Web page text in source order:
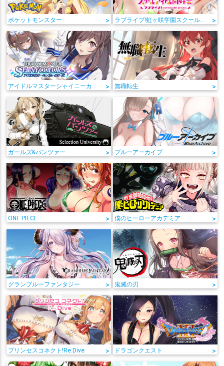
ポケットモンスター > >
> 無職転生 >
ガールズ&パンツァー > ブルーアーカイブ >
ONE PIECE > 僕のヒーローアカデミア >
グランブルーファンタジー > 鬼滅の刃 >
プリンセスコネクト!Re:Dive > ドラゴンクエスト >